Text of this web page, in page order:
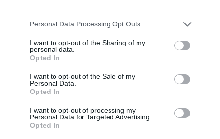
Personal Data Processing Opt Outs
I want to opt-out of the Sharing of my
personal data.
Opted In
I want to opt-out of the Sale of my
Personal Data.
Opted In
I want to opt-out of processing my
Personal Data for Targeted Advertising.
Opted In
Nokia, Ericsson... Huawei: lo que importan
son las patentes
Eulogio López
Isabel Pantoja pierde dos pleitos
euros... suma y sigue
Eulogio López
El IBEX 35 cerró la sesión del
miércoles en los 20.057 puntos,